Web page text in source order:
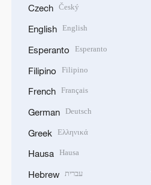
Czech Český
English English
Esperanto Esperanto
Filipino Filipino
French Français
German Deutsch
Greek Ελληνικά
Hausa Hausa
Hebrew עברית